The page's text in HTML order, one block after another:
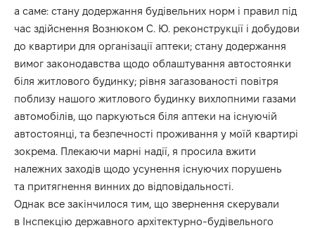
а саме: стану додержання будівельних норм і правил під
час здійснення Вознюком С. Ю. реконструкції і добудови
до квартири для організації аптеки; стану додержання
вимог законодавства щодо облаштування автостоянки
біля житлового будинку; рівня загазованості повітря
поблизу нашого житлового будинку вихлопними газами
автомобілів, що паркуються біля аптеки на існуючій
автостоянці, та безпечності проживання у моїй квартирі
зокрема. Плекаючи марні надії, я просила вжити
належних заходів щодо усунення існуючих порушень
та притягнення винних до відповідальності.
Однак все закінчилося тим, що звернення скерували
в Інспекцію державного архітектурно-будівельного